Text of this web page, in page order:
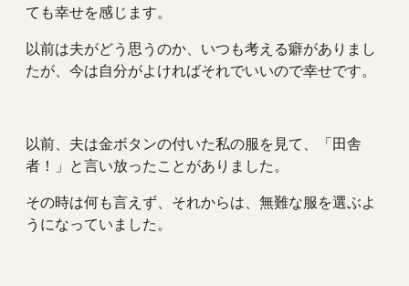
ても幸せを感じます。
以前は夫がどう思うのか、いつも考える癖がありまし
たが、今は自分がよければそれでいいので幸せです。
以前、夫は金ボタンの付いた私の服を見て、「田舎
者！」と言い放ったことがありました。
その時は何も言えず、それからは、無難な服を選ぶよ
うになっていました。